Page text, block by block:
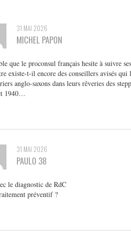
31 MAI 2026
MICHEL PAPON
que le proconsul français hesite à suivre
existe-t-il encore des conseillers avisés
anglo-saxons dans leurs rêveries des
1940…
31 MAI 2026
PAULO 38
le diagnostic de RdC
préventif ?